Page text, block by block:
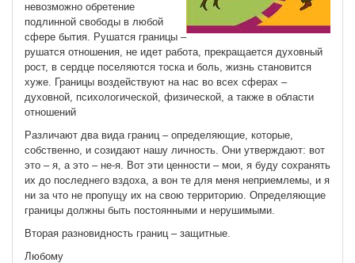
невозможно обретение
подлинной свободы в любой
сфере бытия. Рушатся границы –
рушатся отношения, не идет работа, прекращается духовный
рост, в сердце поселяются тоска и боль, жизнь становится
хуже. Границы воздействуют на нас во всех сферах –
духовной, психологической, физической, а также в области
отношений
Различают два вида границ – определяющие, которые,
собственно, и созидают нашу личность. Они утверждают: вот
это – я, а это – не-я. Вот эти ценности – мои, я буду сохранять
их до последнего вздоха, а вон те для меня неприемлемы, и я
ни за что не пропущу их на свою территорию. Определяющие
границы должны быть постоянными и нерушимыми.
Вторая разновидность границ – защитные.
Любому